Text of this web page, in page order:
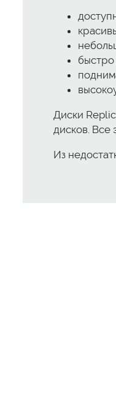
быстро
Диски
дисков. Все
Из